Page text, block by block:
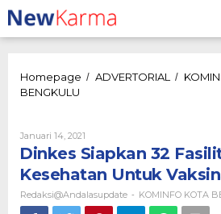
Lewati
ke
konten
Homepage / ADVERTORIAL /
BENGKULU
Fasilitas
Pelayanan
Kesehatan
Untuk
Vaksinasi
Covid-
Januari 14, 2021
Redaksi@andalasupdate
Dinkes Siapkan 32
Kesehatan Untuk
Redaksi@andalasupdate - KOMINFO KOTA